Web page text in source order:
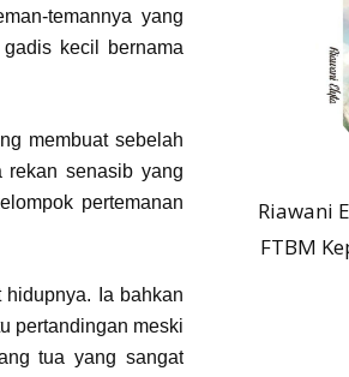
temannya yang
kecil bernama
membuat sebelah
rekan senasib yang
pertemanan
Ia bahkan
pertandingan meski
tua yang sangat
Riawani
FTBM